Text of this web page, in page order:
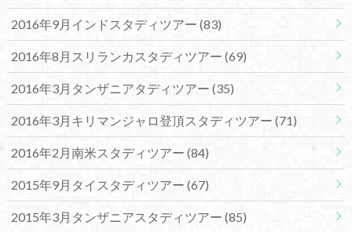
2016年9月インドスタディツアー (83)
2016年8月スリランカスタディツアー (69)
2016年3月タンザニアタディツアー (35)
2016年3月キリマンジャロ登頂スタディツアー (71)
2016年2月南米スタディツアー (84)
2015年9月タイスタディツアー (67)
2015年3月タンザニアスタディツアー (85)